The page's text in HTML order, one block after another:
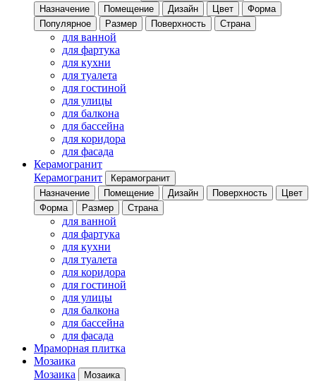
Назначение
Помещение Дизайн Цвет
Форма
Популярное
Размер Поверхность Страна
для ванной
для фартука
для кухни
для туалета
для гостиной
для улицы
для балкона
для бассейна
для коридора
для фасада
Керамогранит
Керамогранит
Керамогранит
Назначение
Помещение Дизайн Поверхность
Цвет
Форма
Размер Страна
для ванной
для фартука
для кухни
для туалета
для коридора
для гостиной
для улицы
для балкона
для бассейна
для фасада
Мраморная плитка
Мозаика
Мозаика
Мозаика